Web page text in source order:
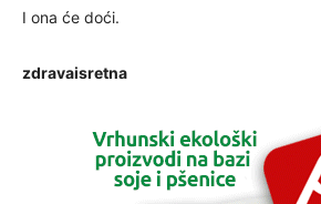
I ona će doći.
zdravaisretna